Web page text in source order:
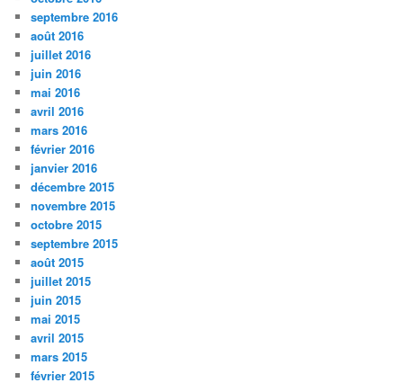
septembre 2016
août 2016
juillet 2016
juin 2016
mai 2016
avril 2016
mars 2016
février 2016
janvier 2016
décembre 2015
novembre 2015
octobre 2015
septembre 2015
août 2015
juillet 2015
juin 2015
mai 2015
avril 2015
mars 2015
février 2015